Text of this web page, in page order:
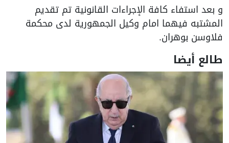
و بعد استفاء كافة الإجراءات القانونية تم تقديم
المشتبه فيهما امام وكيل الجمهورية لدى محكمة
فلاوسن بوهران.
طالع أيضا